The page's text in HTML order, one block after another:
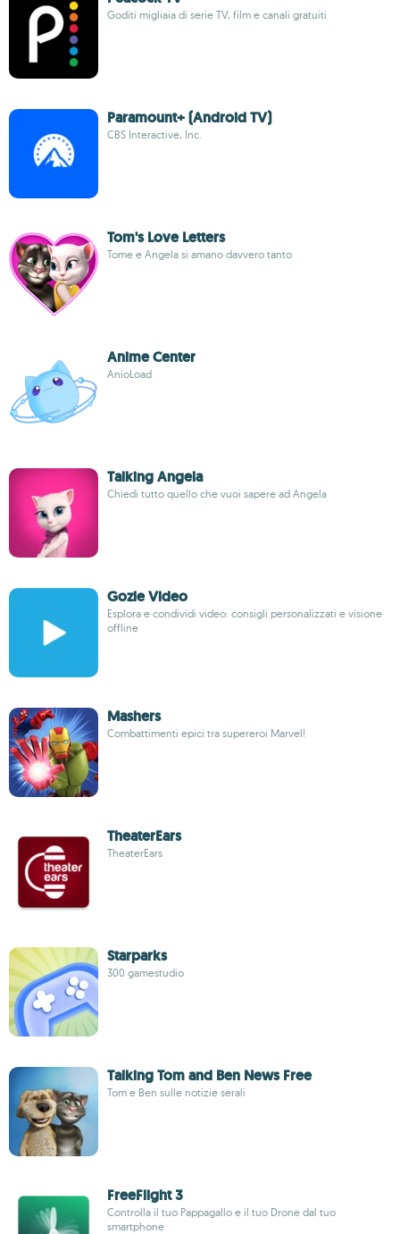
Goditi migliaia di serie TV, film e canali gratuiti
Paramount+ (Android TV)
CBS Interactive, Inc.
Tom's Love Letters
Tome e Angela si amano davvero tanto
Anime Center
AnioLoad
Talking Angela
Chiedi tutto quello che vuoi sapere ad Angela
Gozle Video
Esplora e condividi video: consigli personalizzati e visione
offline
Mashers
Combattimenti epici tra supereroi Marvel!
TheaterEars
TheaterEars
Starparks
300 gamestudio
Talking Tom and Ben News Free
Tom e Ben sulle notizie serali
FreeFlight 3
Controlla il tuo Pappagallo e il tuo Drone dal tuo
smartphone